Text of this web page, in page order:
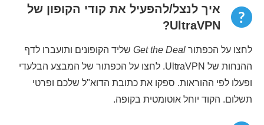
איך לנצל/להפעיל את קודי הקופון של
UltraVPN?
לחצו על הכפתור Get the Deal שליד הקופונים ותועברו לדף
ההנחות של UltraVPN. לחצו על הכפתור של המבצע הבלעדי
ופעלו לפי ההוראות. ספקו את כתובת הדוא"ל שלכם ופרטי
תשלום. הקוד יוחל אוטומטית בקופה.